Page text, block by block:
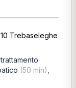
Trebaseleghe
,trattamento
(50 min)